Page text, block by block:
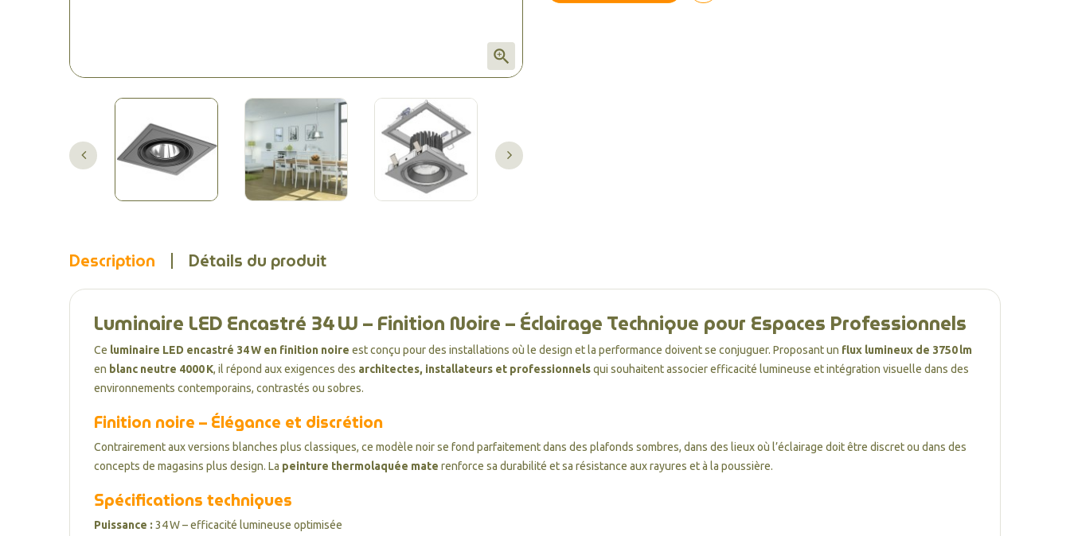

Description Détails du produit
Luminaire LED Encastré 34 W – Finition Noire – Éclairage Technique pour Espaces Professionnels
Ce luminaire LED encastré 34 W en finition noire est conçu pour des installations où le design et la performance doivent se conjuguer. Proposant un flux lumineux de 3750 lm
en blanc neutre 4000 K, il répond aux exigences des architectes, installateurs et professionnelsqui souhaitent associer efficacité lumineuse et intégration visuelle dans des
environnements contemporains, contrastés ou sobres.
Finition noire – Élégance et discrétion
Contrairement aux versions blanches plus classiques, ce modèle noir se fond parfaitement dans des plafonds sombres, dans des lieux où l’éclairage doit être discret ou dans des
concepts de magasins plus design. La peinture thermolaquée mate renforce sa durabilité et sa résistance aux rayures et à la poussière.
Spécifications techniques
Puissance : 34 W – efficacité lumineuse optimisée